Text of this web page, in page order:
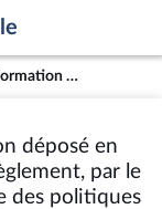
DOSSIER : rapport d'information déposé en application de l'article 146-3 du règlement, par le comité d'évaluation et de contrôle des politiques publiques sur l’évaluation de la compétitivité des ports français
déposé en
par le
des politiques